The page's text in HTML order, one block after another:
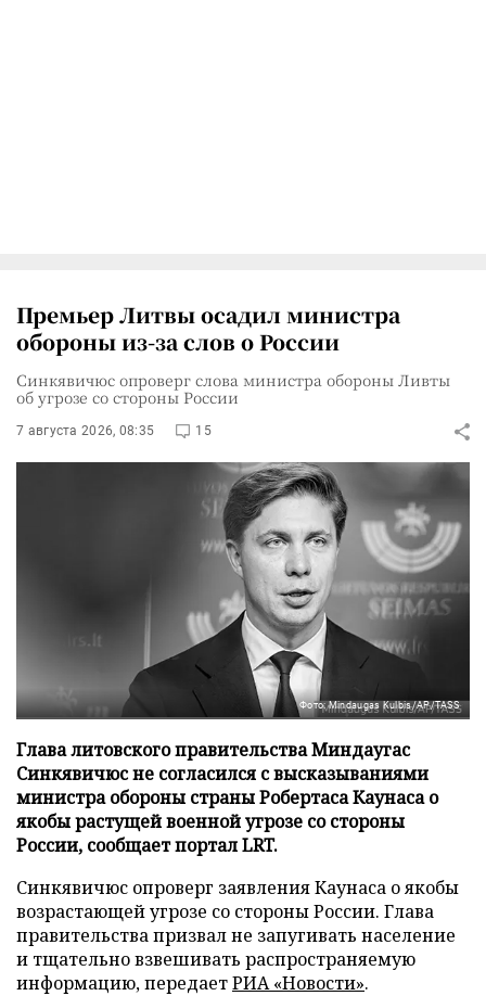
Премьер Литвы осадил министра
обороны из-за слов о России
Синкявичюс опроверг слова министра обороны Ливты
об угрозе со стороны России
7 августа 2026, 08:35 15
Фото: Mindaugas Kulbis/AP/TASS
Глава литовского правительства Миндаугас
Синкявичюс не согласился с высказываниями
министра обороны страны Робертаса Каунаса о
якобы растущей военной угрозе со стороны
России, сообщает портал LRT.
Синкявичюс опроверг заявления Каунаса о якобы
возрастающей угрозе со стороны России. Глава
правительства призвал не запугивать население
и тщательно взвешивать распространяемую
информацию, передаетРИА «Новости».